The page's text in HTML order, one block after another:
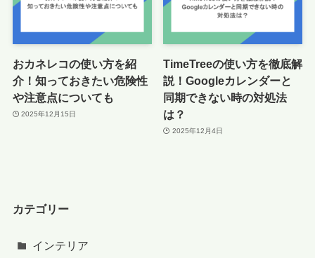
おカネレコの使い方を紹
介！知っておきたい危険性
や注意点についても
2025年12月15日
TimeTreeの使い方を徹底解
説！Googleカレンダーと
同期できない時の対処法
は？
2025年12月4日
カテゴリー
インテリア